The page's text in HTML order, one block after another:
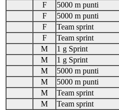
F
5000 m punti
F
5000 m punti
F
Team sprint
F
Team sprint
M
1 g Sprint
M
1 g Sprint
M
5000 m punti
M
5000 m punti
M
Team sprint
M
Team sprint